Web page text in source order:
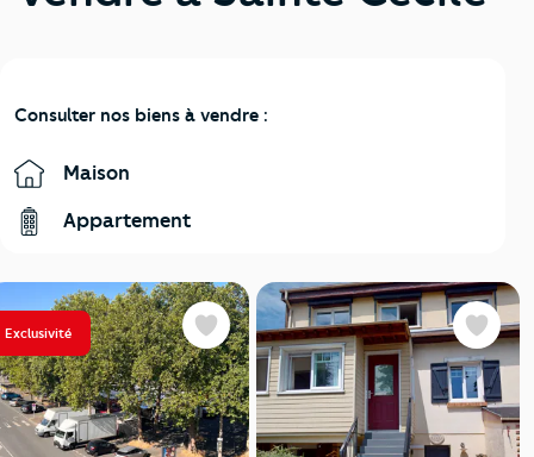
Consulter nos biens à vendre :
Maison
Appartement
Exclusivité Favoris Favoris